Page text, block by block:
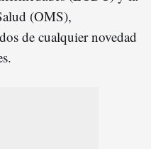
(OMS),
de cualquier novedad